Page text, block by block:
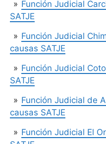
Función Judicial
SATJE
Función Judicial
causas SATJE
Función Judicial
SATJE
Función Judicial de
causas SATJE
Función Judicial El